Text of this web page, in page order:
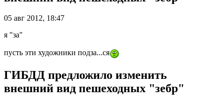
05 авг 2012, 18:47
я "за"
пусть эти художники подза...ся
ГИБДД предложило изменить
внешний вид пешеходных "зебр"